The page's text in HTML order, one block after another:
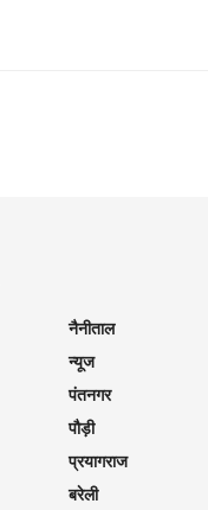
नैनीताल
न्यूज
पंतनगर
पौड़ी
प्रयागराज
बरेली